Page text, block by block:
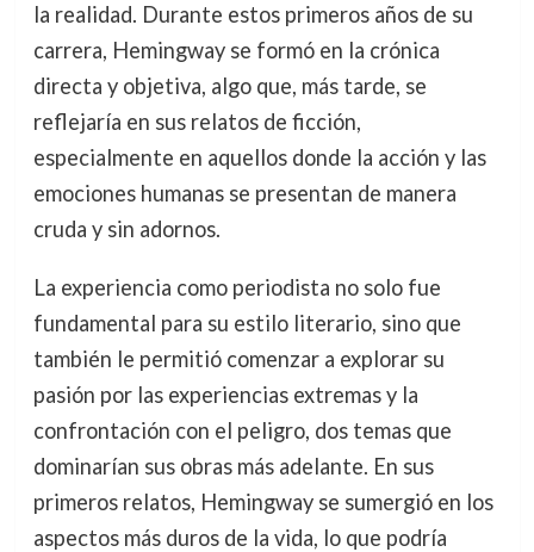
la realidad. Durante estos primeros años de su
carrera, Hemingway se formó en la crónica
directa y objetiva, algo que, más tarde, se
reflejaría en sus relatos de ficción,
especialmente en aquellos donde la acción y las
emociones humanas se presentan de manera
cruda y sin adornos.
La experiencia como periodista no solo fue
fundamental para su estilo literario, sino que
también le permitió comenzar a explorar su
pasión por las experiencias extremas y la
confrontación con el peligro, dos temas que
dominarían sus obras más adelante. En sus
primeros relatos, Hemingway se sumergió en los
aspectos más duros de la vida, lo que podría